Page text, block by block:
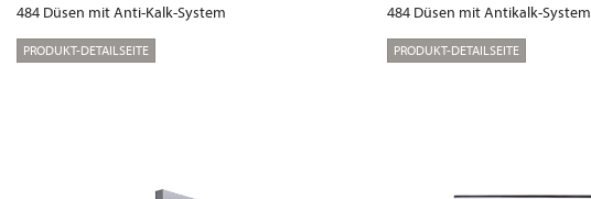
484 Düsen mit Anti-Kalk-System
PRODUKT-DETAILSEITE
484 Düsen mit Antikalk-System
PRODUKT-DETAILSEITE